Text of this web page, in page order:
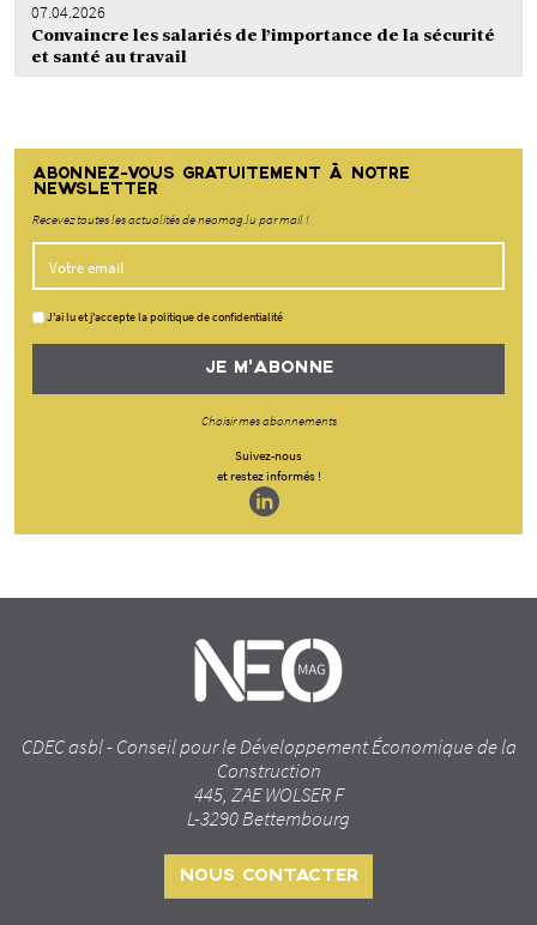
07.04.2026
Convaincre les salariés de l’importance de la sécurité
et santé au travail
ABONNEZ-VOUS GRATUITEMENT À NOTRE
NEWSLETTER
Recevez toutes les actualités de neomag.lu par mail !
J'ai lu et j'accepte la politique de confidentialité
JE M'ABONNE
Choisir mes abonnements
Suivez-nous
et restez informés !
CDEC asbl - Conseil pour le Développement Économique de la
Construction
445, ZAE WOLSER F
L-3290 Bettembourg
NOUS CONTACTER